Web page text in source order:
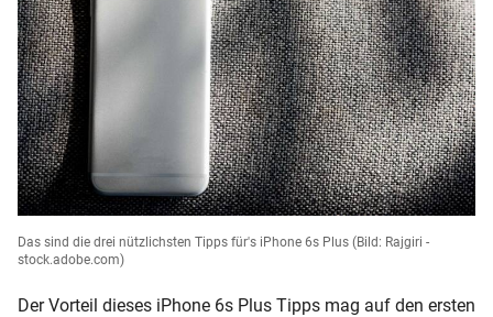
Das sind die drei nützlichsten Tipps für's iPhone 6s Plus (Bild: Rajgiri -
stock.adobe.com)
Der Vorteil dieses iPhone 6s Plus Tipps mag auf den ersten